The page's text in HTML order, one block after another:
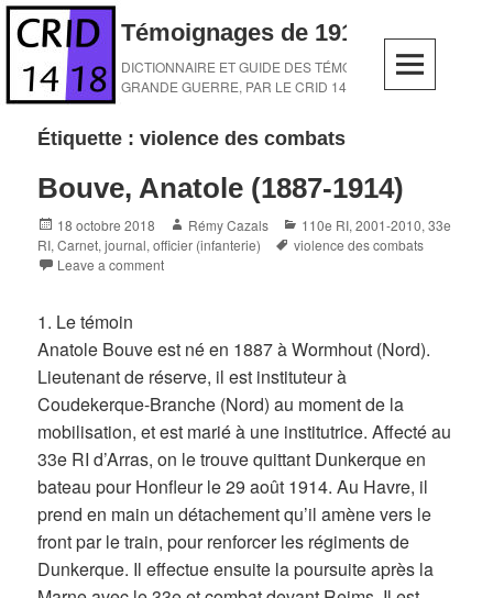
Skip
content
Témoignages de 1914-1918
DICTIONNAIRE ET GUIDE DES TÉMOINS DE LA
GRANDE GUERRE, PAR LE CRID 14-18
Étiquette :violence des combats
Bouve, Anatole (1887-1914)
Posted
on
18 octobre 2018 Author
Rémy Cazals Categories
110e RI,2001-2010,33e
RI,Carnet, journal,officier (infanterie) Tags
violence des combats
Leave a comment
1. Le témoin
Anatole Bouve est né en 1887 à Wormhout (Nord).
Lieutenant de réserve, il est instituteur à
Coudekerque-Branche (Nord) au moment de la
mobilisation, et est marié à une institutrice. Affecté au
33e RI d’Arras, on le trouve quittant Dunkerque en
bateau pour Honfleur le 29 août 1914. Au Havre, il
prend en main un détachement qu’il amène vers le
front par le train, pour renforcer les régiments de
Dunkerque. Il effectue ensuite la poursuite après la